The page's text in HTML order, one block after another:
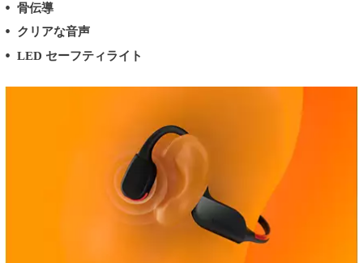
骨伝導
クリアな音声
LED セーフティライト